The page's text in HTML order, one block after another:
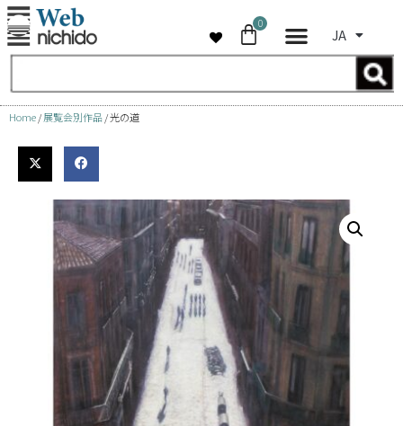
コ
テ
ン
ス
0
JA
Home/展覧会別作品 / 光の道